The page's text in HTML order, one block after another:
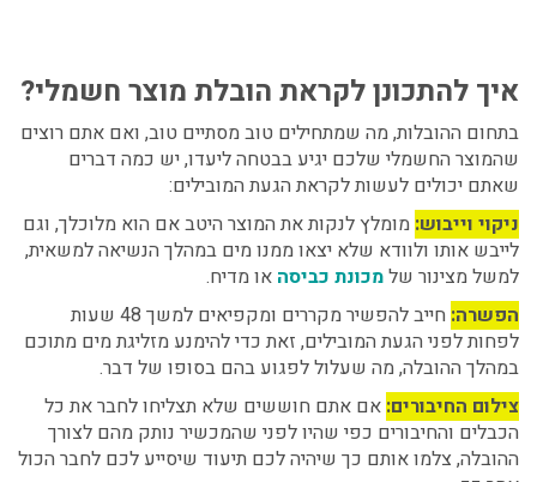
איך להתכונן לקראת הובלת מוצר חשמלי?
בתחום ההובלות, מה שמתחילים טוב מסתיים טוב, ואם אתם רוצים
שהמוצר החשמלי שלכם יגיע בבטחה ליעדו, יש כמה דברים
שאתם יכולים לעשות לקראת הגעת המובילים:
ניקוי וייבוש: מומלץ לנקות את המוצר היטב אם הוא מלוכלך, וגם
לייבש אותו ולוודא שלא יצאו ממנו מים במהלך הנשיאה למשאית,
למשל מצינור שלמכונת כביסה או מדיח.
הפשרה:
חייב להפשיר מקררים ומקפיאים למשך 48 שעות
לפחות לפני הגעת המובילים, זאת כדי להימנע מזליגת מים מתוכם
במהלך ההובלה, מה שעלול לפגוע בהם בסופו של דבר.
צילום החיבורים: אם אתם חוששים שלא תצליחו לחבר את כל
הכבלים והחיבורים כפי שהיו לפני שהמכשיר נותק מהם לצורך
ההובלה, צלמו אותם כך שיהיה לכם תיעוד שיסייע לכם לחבר הכול